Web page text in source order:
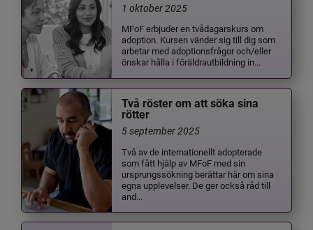
1 oktober 2025
MFoF erbjuder en tvådagarskurs om
adoption. Kursen vänder sig till dig som
arbetar med adoptionsfrågor och/eller
önskar hålla i föräldrautbildning in...
Två röster om att söka sina
rötter
5 september 2025
Två av de internationellt adopterade
som fått hjälp av MFoF med sin
ursprungssökning berättar här om sina
egna upplevelser. De ger också råd till
and...